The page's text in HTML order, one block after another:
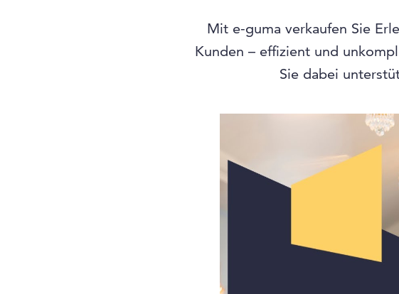
Mit e-guma verkaufen Sie
Kunden – effizient und
Sie dabei